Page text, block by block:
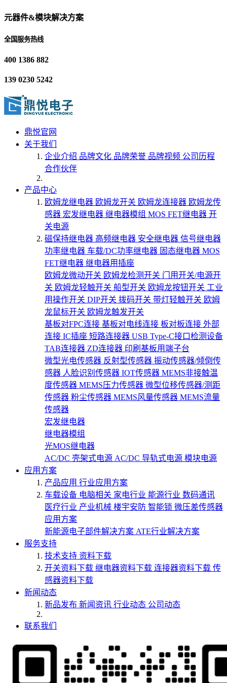
元器件&模块解决方案
全国服务热线
400 1386 882
139 0230 5242
鼎悦官网
关于我们
企业介绍 品牌文化 品牌荣誉 品牌视频 公司历程
合作伙伴
产品中心
欧姆龙继电器 欧姆龙开关 欧姆龙连接器 欧姆龙传
感器 宏发继电器 继电器模组 MOS FET继电器 开
关电源
磁保持继电器 高频继电器 安全继电器 信号继电器
功率继电器 车载/DC功率继电器 固态继电器 MOS
FET继电器 继电器用插座
欧姆龙微动开关 欧姆龙检测开关 门用开关/电源开
关 欧姆龙轻触开关 船型开关 欧姆龙按钮开关 工业
用操作开关 DIP开关 拨码开关 带灯轻触开关 欧姆
龙鼠标开关 欧姆龙触发开关
基板对FPC连接 基板对电线连接 板对板连接 外部
连接 IC插座 短路连接器 USB Type-C接口检测设备
TAB连接器 ZD连接器 印刷基板用端子台
微型光电传感器 反射型传感器 振动传感器/倾倒传
感器 人脸识别传感器 IOT传感器 MEMS非接触温
度传感器 MEMS压力传感器 微型位移传感器/测距
传感器 粉尘传感器 MEMS风量传感器 MEMS流量
传感器
宏发继电器
继电器模组
光MOS继电器
AC/DC 壳架式电源 AC/DC 导轨式电源 模块电源
应用方案
产品应用 行业应用方案
车载设备 电脑相关 家电行业 能源行业 数码通讯
医疗行业 产业机械 楼宇安防 智能锁 微压差传感器
应用方案
新能源电子部件解决方案 ATE行业解决方案
服务支持
技术支持 资料下载
开关资料下载 继电器资料下载 连接器资料下载 传
感器资料下载
新闻动态
新品发布 新闻资讯 行业动态 公司动态
联系我们